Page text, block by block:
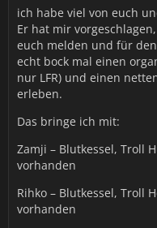
ich habe viel von euch
Er hat mir
euch melden und für
echt bock mal einen
nur LFR) und einen
erleben.
Das bringe ich mit:
Zamji – Blutkessel, Troll
vorhanden
Rihko – Blutkessel, Troll
vorhanden